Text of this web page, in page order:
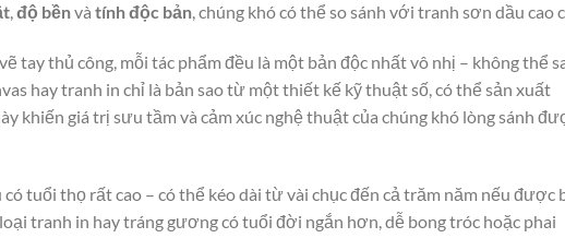
,độ bềnvà tính độc bản, chúng khó có thể so sánh với tranh sơn dầu cao
tay thủ công, mỗi tác phẩm đều là một bản độc nhất vô nhị – không thể
hay tranh in chỉ là bản sao từ một thiết kế kỹ thuật số, có thể sản xuất
khiến giá trị sưu tầm và cảm xúc nghệ thuật của chúng khó lòng sánh
có tuổi thọ rất cao – có thể kéo dài từ vài chục đến cả trăm năm nếu được
tranh in hay tráng gương có tuổi đời ngắn hơn, dễ bong tróc hoặc phai